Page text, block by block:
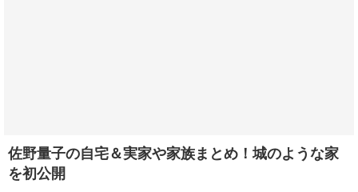
佐野量子の自宅＆実家や家族まとめ！城のような家
を初公開